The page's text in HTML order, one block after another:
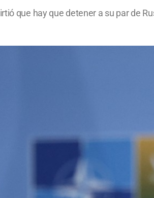
que hay que detener a su par de